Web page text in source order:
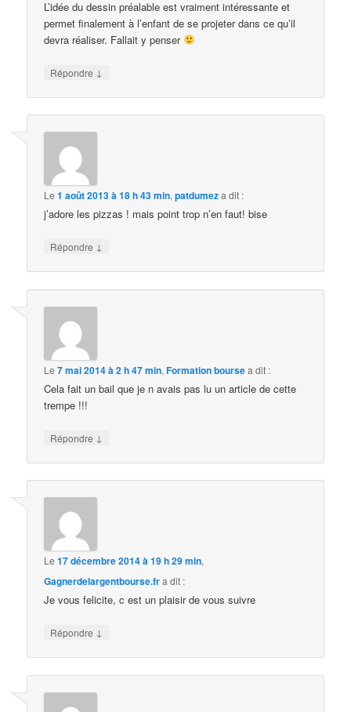
L’idée du dessin préalable est vraiment intéressante et
permet finalement à l’enfant de se projeter dans ce qu’il
devra réaliser. Fallait y penser
Répondre ↓
Le1 août 2013 à 18 h 43 min,patdumeza dit :
j’adore les pizzas ! mais point trop n’en faut! bise
Répondre ↓
Le7 mai 2014 à 2 h 47 min,Formation boursea dit :
Cela fait un bail que je n avais pas lu un article de cette
trempe !!!
Répondre ↓
Le17 décembre 2014 à 19 h 29 min,
Gagnerdelargentbourse.fra dit :
Je vous felicite, c est un plaisir de vous suivre
Répondre ↓